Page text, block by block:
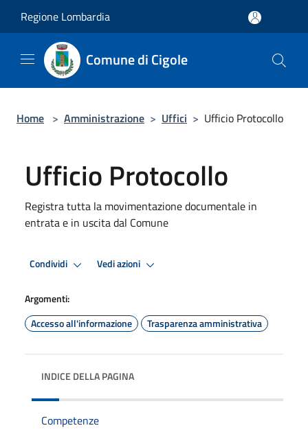
Regione Lombardia
Comune di Cigole
Home > Amministrazione > Uffici > Ufficio Protocollo
Ufficio Protocollo
Registra tutta la movimentazione documentale in
entrata e in uscita dal Comune
Condividi Vedi azioni
Argomenti:
Accesso all'informazione
Trasparenza amministrativa
INDICE DELLA PAGINA
Competenze